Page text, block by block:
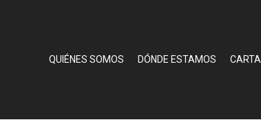
QUIÉNES SOMOS DÓNDE ESTAMOS CARTA